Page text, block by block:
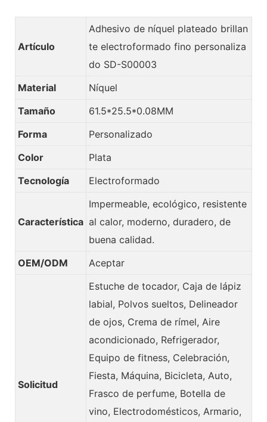
Artículo
Adhesivo de níquel plateado brillan
te electroformado fino personaliza
do SD-S00003
Material
Níquel
Tamaño
61.5*25.5*0.08MM
Forma
Personalizado
Color
Plata
Tecnología
Electroformado
Característica
Impermeable, ecológico, resistente
al calor, moderno, duradero, de
buena calidad.
OEM/ODM
Aceptar
Solicitud
Estuche de tocador, Caja de lápiz
labial, Polvos sueltos, Delineador
de ojos, Crema de rímel, Aire
acondicionado, Refrigerador,
Equipo de fitness, Celebración,
Fiesta, Máquina, Bicicleta, Auto,
Frasco de perfume, Botella de
vino, Electrodomésticos, Armario,